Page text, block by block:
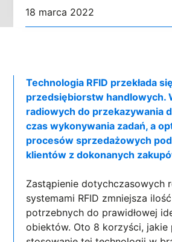
18 marca 2022
Technologia RFID przekłada
przedsiębiorstw handlowych.
radiowych do przekazywania
czas wykonywania zadań, a
procesów sprzedażowych
klientów z dokonanych
Zastąpienie dotychczasowych
systemami RFID zmniejsza
potrzebnych do prawidłowej
obiektów. Oto 8 korzyści, jakie